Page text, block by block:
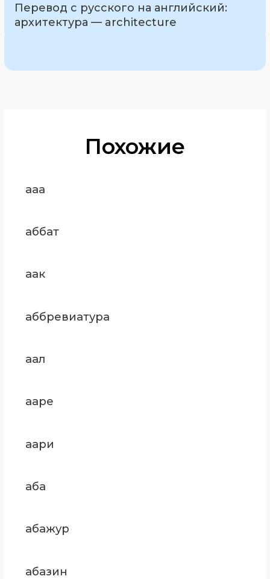
Перевод с русского на английский:
архитектура — architecture
Похожие
ааа
аббат
аак
аббревиатура
аал
ааре
аари
аба
абажур
абазин